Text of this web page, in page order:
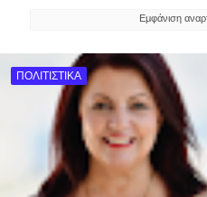
Εμφάνιση
ΠΟΛΙΤΙΣΤΙΚΑ